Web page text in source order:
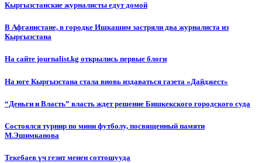
Кыргызстанские журналисты едут домой
В Афганистане, в городке Ишкашим застряли два журналиста из
Кыргызстана
На сайте journalist.kg открылись первые блоги
На юге Кыргызстана стала вновь издаваться газета «Дайджест»
“Деньги и Власть” власть ждет решение Бишкекского городского суда
Состоялся турнир по мини футболу, посвященный памяти
М.Эшимканова
Текебаев үч гезит менен соттошууда